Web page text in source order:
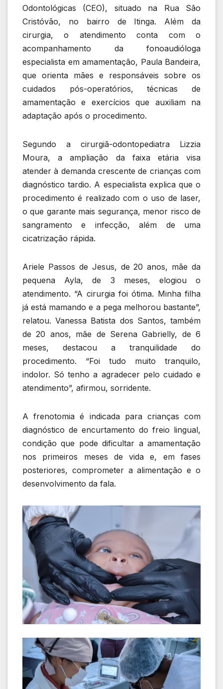
Odontológicas (CEO), situado na Rua São
Cristóvão, no bairro de Itinga. Além da
cirurgia, o atendimento conta com o
acompanhamento da fonoaudióloga
especialista em amamentação, Paula Bandeira,
que orienta mães e responsáveis sobre os
cuidados pós-operatórios, técnicas de
amamentação e exercícios que auxiliam na
adaptação após o procedimento.
Segundo a cirurgiã-odontopediatra Lizzia
Moura, a ampliação da faixa etária visa
atender à demanda crescente de crianças com
diagnóstico tardio. A especialista explica que o
procedimento é realizado com o uso de laser,
o que garante mais segurança, menor risco de
sangramento e infecção, além de uma
cicatrização rápida.
Ariele Passos de Jesus, de 20 anos, mãe da
pequena Ayla, de 3 meses, elogiou o
atendimento. “A cirurgia foi ótima. Minha filha
já está mamando e a pega melhorou bastante”,
relatou. Vanessa Batista dos Santos, também
de 20 anos, mãe de Serena Gabrielly, de 6
meses, destacou a tranquilidade do
procedimento. “Foi tudo muito tranquilo,
indolor. Só tenho a agradecer pelo cuidado e
atendimento”, afirmou, sorridente.
A frenotomia é indicada para crianças com
diagnóstico de encurtamento do freio lingual,
condição que pode dificultar a amamentação
nos primeiros meses de vida e, em fases
posteriores, comprometer a alimentação e o
desenvolvimento da fala.